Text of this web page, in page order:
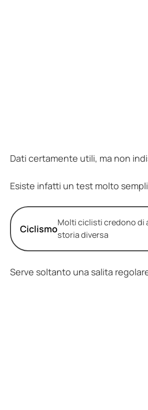
Dati certamente utili, ma non
Esiste infatti un test molto
Ciclismo
Molti ciclisti credono di
storia diversa
Serve soltanto una salita